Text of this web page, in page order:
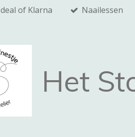
of Klarna Naailessen
Het